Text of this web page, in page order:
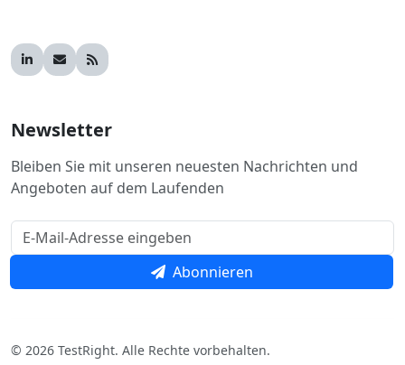
Newsletter
Bleiben Sie mit unseren neuesten Nachrichten und
Angeboten auf dem Laufenden
Abonnieren
© 2026 TestRight. Alle Rechte vorbehalten.